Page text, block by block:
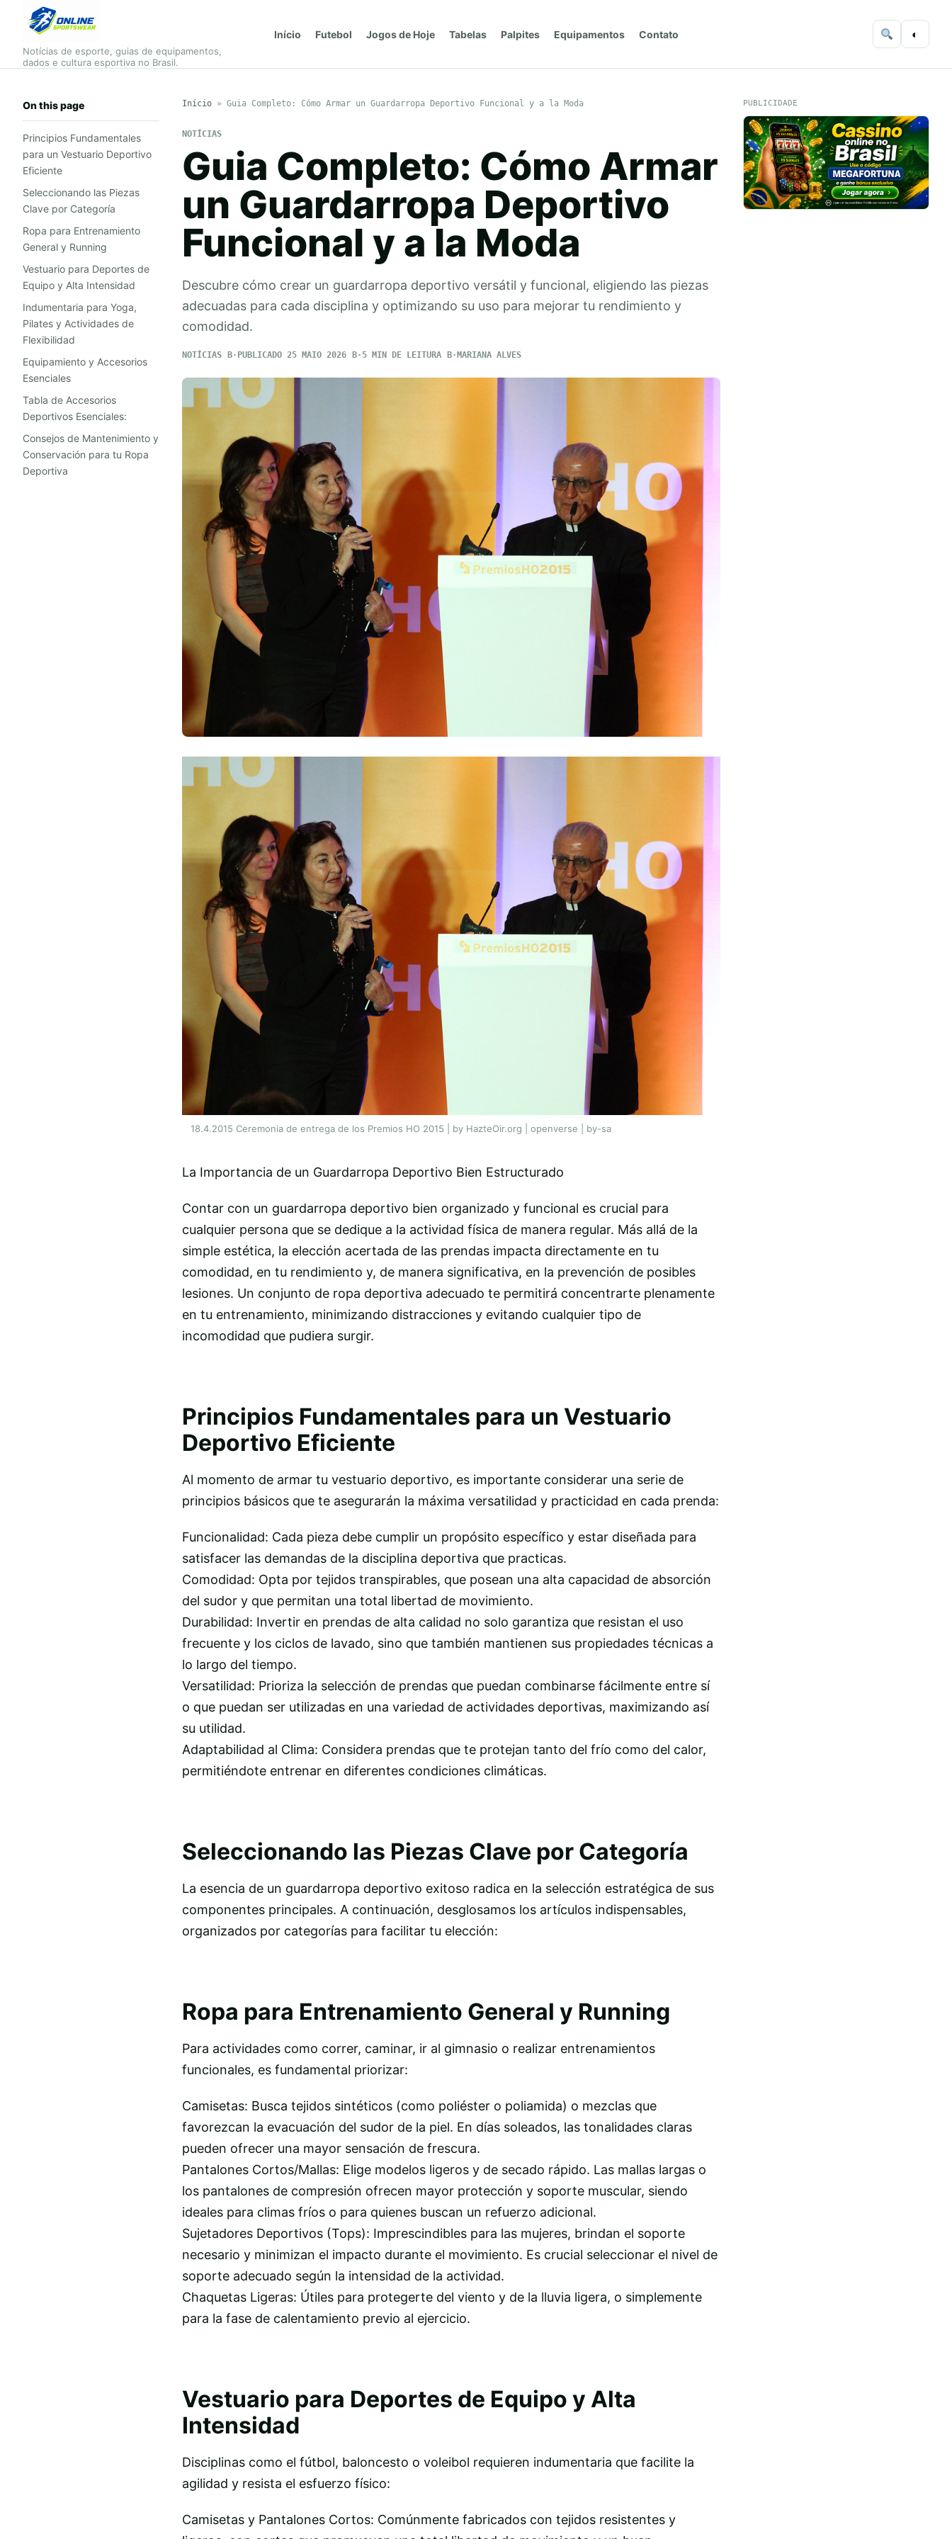
Notícias de esporte, guias de equipamentos,
dados e cultura esportiva no Brasil.
Início Futebol Jogos de Hoje Tabelas Palpites Equipamentos Contato ◐
On this page
Principios Fundamentales
para un Vestuario Deportivo
Eficiente
Seleccionando las Piezas
Clave por Categoría
Ropa para Entrenamiento
General y Running
Vestuario para Deportes de
Equipo y Alta Intensidad
Indumentaria para Yoga,
Pilates y Actividades de
Flexibilidad
Equipamiento y Accesorios
Esenciales
Tabla de Accesorios
Deportivos Esenciales:
Consejos de Mantenimiento y
Conservación para tu Ropa
Deportiva
Início» Guia Completo: Cómo Armar un Guardarropa Deportivo Funcional y a la Moda
NOTÍCIAS
Guia Completo: Cómo Armar
un Guardarropa Deportivo
Funcional y a la Moda
Descubre cómo crear un guardarropa deportivo versátil y funcional, eligiendo las piezas
adecuadas para cada disciplina y optimizando su uso para mejorar tu rendimiento y
comodidad.
NOTÍCIAS PUBLICADO 25 MAIO 2026 5 MIN DE LEITURA MARIANA ALVES
18.4.2015 Ceremonia de entrega de los Premios HO 2015 | by HazteOir.org | openverse | by-sa
La Importancia de un Guardarropa Deportivo Bien Estructurado
Contar con un guardarropa deportivo bien organizado y funcional es crucial para
cualquier persona que se dedique a la actividad física de manera regular. Más allá de la
simple estética, la elección acertada de las prendas impacta directamente en tu
comodidad, en tu rendimiento y, de manera significativa, en la prevención de posibles
lesiones. Un conjunto de ropa deportiva adecuado te permitirá concentrarte plenamente
en tu entrenamiento, minimizando distracciones y evitando cualquier tipo de
incomodidad que pudiera surgir.
Principios Fundamentales para un Vestuario
Deportivo Eficiente
Al momento de armar tu vestuario deportivo, es importante considerar una serie de
principios básicos que te asegurarán la máxima versatilidad y practicidad en cada prenda:
Funcionalidad: Cada pieza debe cumplir un propósito específico y estar diseñada para
satisfacer las demandas de la disciplina deportiva que practicas.
Comodidad: Opta por tejidos transpirables, que posean una alta capacidad de absorción
del sudor y que permitan una total libertad de movimiento.
Durabilidad: Invertir en prendas de alta calidad no solo garantiza que resistan el uso
frecuente y los ciclos de lavado, sino que también mantienen sus propiedades técnicas a
lo largo del tiempo.
Versatilidad: Prioriza la selección de prendas que puedan combinarse fácilmente entre sí
o que puedan ser utilizadas en una variedad de actividades deportivas, maximizando así
su utilidad.
Adaptabilidad al Clima: Considera prendas que te protejan tanto del frío como del calor,
permitiéndote entrenar en diferentes condiciones climáticas.
Seleccionando las Piezas Clave por Categoría
La esencia de un guardarropa deportivo exitoso radica en la selección estratégica de sus
componentes principales. A continuación, desglosamos los artículos indispensables,
organizados por categorías para facilitar tu elección:
Ropa para Entrenamiento General y Running
Para actividades como correr, caminar, ir al gimnasio o realizar entrenamientos
funcionales, es fundamental priorizar:
Camisetas: Busca tejidos sintéticos (como poliéster o poliamida) o mezclas que
favorezcan la evacuación del sudor de la piel. En días soleados, las tonalidades claras
pueden ofrecer una mayor sensación de frescura.
Pantalones Cortos/Mallas: Elige modelos ligeros y de secado rápido. Las mallas largas o
los pantalones de compresión ofrecen mayor protección y soporte muscular, siendo
ideales para climas fríos o para quienes buscan un refuerzo adicional.
Sujetadores Deportivos (Tops): Imprescindibles para las mujeres, brindan el soporte
necesario y minimizan el impacto durante el movimiento. Es crucial seleccionar el nivel de
soporte adecuado según la intensidad de la actividad.
Chaquetas Ligeras: Útiles para protegerte del viento y de la lluvia ligera, o simplemente
para la fase de calentamiento previo al ejercicio.
Vestuario para Deportes de Equipo y Alta
Intensidad
Disciplinas como el fútbol, baloncesto o voleibol requieren indumentaria que facilite la
agilidad y resista el esfuerzo físico:
Camisetas y Pantalones Cortos: Comúnmente fabricados con tejidos resistentes y
PUBLICIDADE